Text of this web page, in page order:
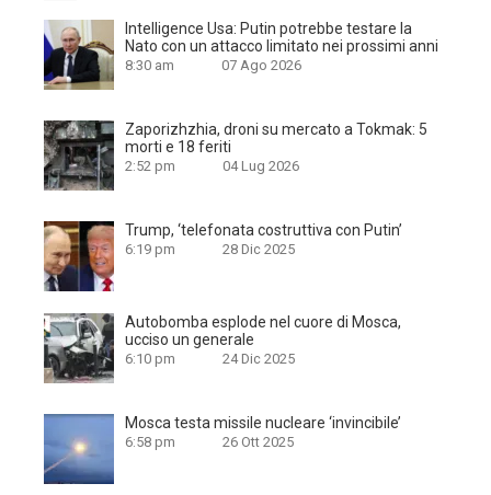
Intelligence Usa: Putin potrebbe testare la
Nato con un attacco limitato nei prossimi anni
8:30 am 07 Ago 2026
Zaporizhzhia, droni su mercato a Tokmak: 5
morti e 18 feriti
2:52 pm 04 Lug 2026
Trump, ‘telefonata costruttiva con Putin’
6:19 pm 28 Dic 2025
Autobomba esplode nel cuore di Mosca,
ucciso un generale
6:10 pm 24 Dic 2025
Mosca testa missile nucleare ‘invincibile’
6:58 pm 26 Ott 2025